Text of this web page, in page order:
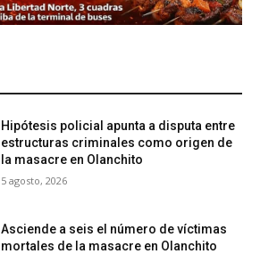
Hipótesis policial apunta a disputa entre
estructuras criminales como origen de
la masacre en Olanchito
5 agosto, 2026
Asciende a seis el número de víctimas
mortales de la masacre en Olanchito